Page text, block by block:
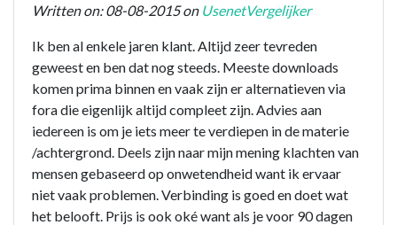
Written on: 08-08-2015 on UsenetVergelijker
Ik ben al enkele jaren klant. Altijd zeer tevreden
geweest en ben dat nog steeds. Meeste downloads
komen prima binnen en vaak zijn er alternatieven via
fora die eigenlijk altijd compleet zijn. Advies aan
iedereen is om je iets meer te verdiepen in de materie
/achtergrond. Deels zijn naar mijn mening klachten van
mensen gebaseerd op onwetendheid want ik ervaar
niet vaak problemen. Verbinding is goed en doet wat
het belooft. Prijs is ook oké want als je voor 90 dagen